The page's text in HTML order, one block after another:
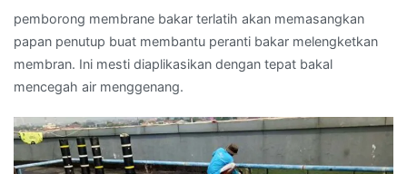
pemborong membrane bakar terlatih akan memasangkan
papan penutup buat membantu peranti bakar melengketkan
membran. Ini mesti diaplikasikan dengan tepat bakal
mencegah air menggenang.